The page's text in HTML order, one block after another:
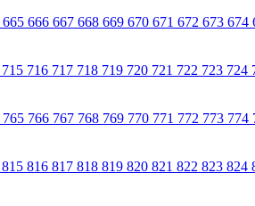
665 666 667 668 669 670 671 672 673 674
715 716 717 718 719 720 721 722 723 724
765 766 767 768 769 770 771 772 773 774
815 816 817 818 819 820 821 822 823 824